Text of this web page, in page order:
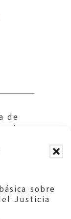
sobre
Justicia
de
de